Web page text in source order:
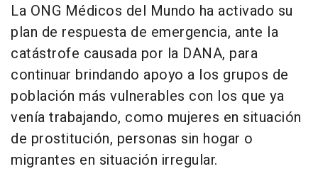
La ONG Médicos del Mundo ha activado su
plan de respuesta de emergencia, ante la
catástrofe causada por la DANA, para
continuar brindando apoyo a los grupos de
población más vulnerables con los que ya
venía trabajando, como mujeres en situación
de prostitución, personas sin hogar o
migrantes en situación irregular.